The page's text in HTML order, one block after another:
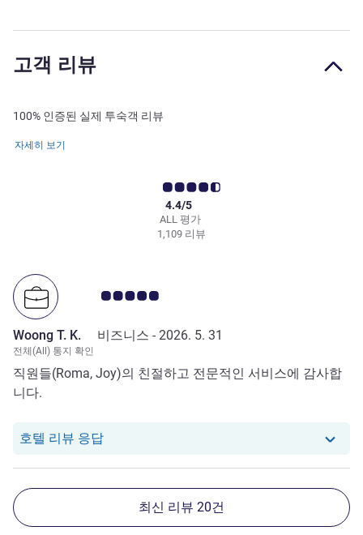
고객 리뷰
100% 인증된 실제 투숙객 리뷰
자세히 보기
ALL 평가
4.4/5
1,109 리뷰
고객 평점 5.0/5
Woong T. K. 비즈니스 - 2026. 5. 31
전체(All) 통지 확인
직원들(Roma, Joy)의 친절하고 전문적인 서비스에 감사합
니다.
호텔 리뷰 응답당 호텔에서는 Woong T. K.로부터의 리뷰에
최신 리뷰 20건